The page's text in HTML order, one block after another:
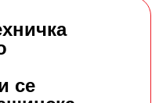
се